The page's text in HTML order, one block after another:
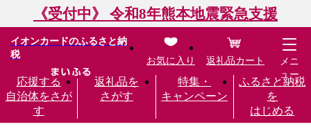
《受付中》 令和8年熊本地震緊急支援
イオンカードのふるさと納
税
応援する
自治体をさが
す
返礼品を
さがす
特集・
キャンペーン
ふるさと納税
を
はじめる
お気に入り 返礼品カート
メニ
ュー